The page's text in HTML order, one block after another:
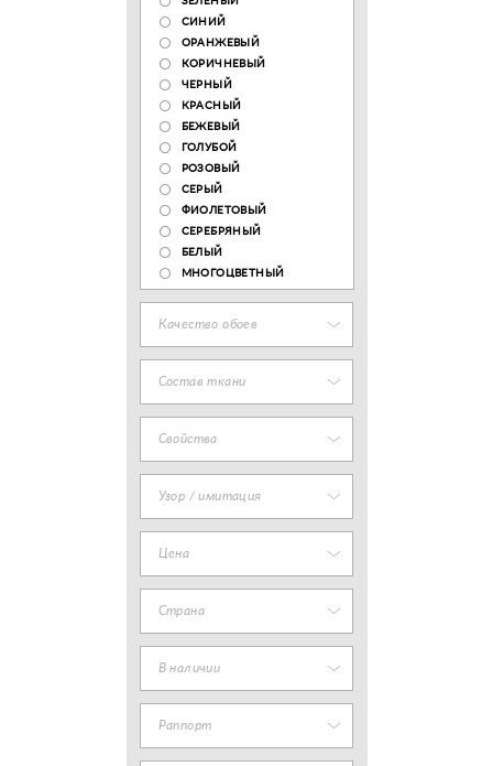
СИНИЙ
ОРАНЖЕВЫЙ
КОРИЧНЕВЫЙ
ЧЕРНЫЙ
КРАСНЫЙ
БЕЖЕВЫЙ
ГОЛУБОЙ
РОЗОВЫЙ
СЕРЫЙ
ФИОЛЕТОВЫЙ
СЕРЕБРЯНЫЙ
БЕЛЫЙ
МНОГОЦВЕТНЫЙ
Качество обоев
Состав ткани
Свойства
Узор / имитация
Цена
Страна
В наличии
Раппорт